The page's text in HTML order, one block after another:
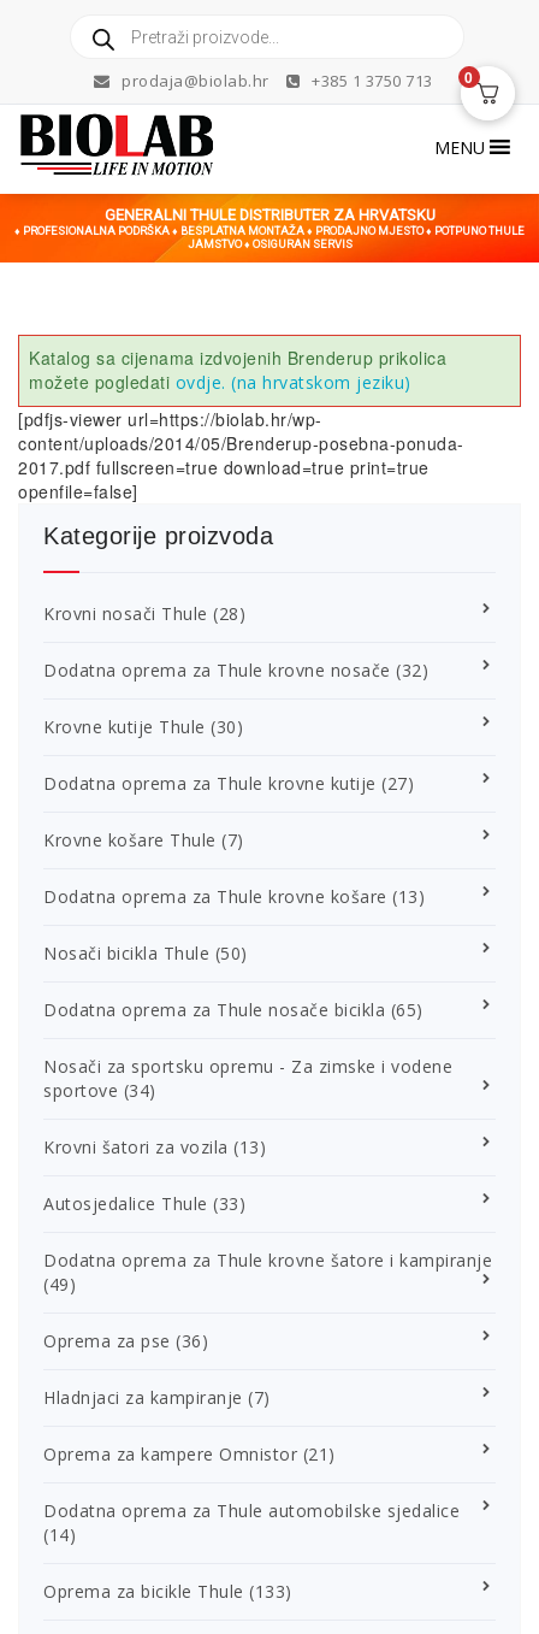
search
prodaja@biolab.hr +385 1 3750 713
MENU
GENERALNI THULE DISTRIBUTER ZA HRVATSKU
♦ PROFESIONALNA PODRŠKA ♦ BESPLATNA MONTAŽA ♦ PRODAJNO MJESTO ♦ POTPUNO THULE
JAMSTVO ♦ OSIGURAN SERVIS
Katalog sa cijenama izdvojenih Brenderup prikolica
možete pogledati ovdje. (na hrvatskom jeziku)
[pdfjs-viewer url=https://biolab.hr/wp-
content/uploads/2014/05/Brenderup-posebna-ponuda-
2017.pdf fullscreen=true download=true print=true
openfile=false]
Kategorije proizvoda
Krovni nosači Thule (28)
Dodatna oprema za Thule krovne nosače (32)
Krovne kutije Thule (30)
Dodatna oprema za Thule krovne kutije (27)
Krovne košare Thule (7)
Dodatna oprema za Thule krovne košare (13)
Nosači bicikla Thule (50)
Dodatna oprema za Thule nosače bicikla (65)
Nosači za sportsku opremu - Za zimske i vodene
sportove (34)
Krovni šatori za vozila (13)
Autosjedalice Thule (33)
Dodatna oprema za Thule krovne šatore i kampiranje
(49)
Oprema za pse (36)
Hladnjaci za kampiranje (7)
Oprema za kampere Omnistor (21)
Dodatna oprema za Thule automobilske sjedalice
(14)
Oprema za bicikle Thule (133)
0